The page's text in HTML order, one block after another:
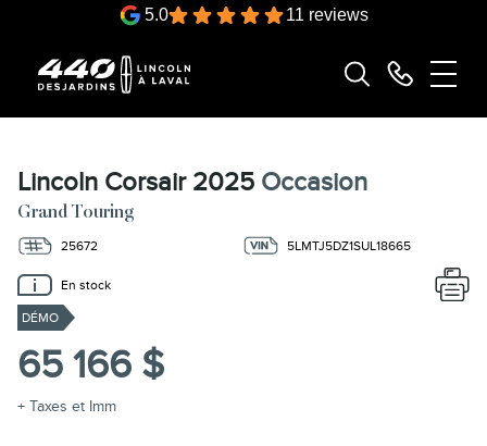
5.0 11 reviews
Lincoln Corsair 2025 Occasion
Grand Touring
25672 5LMTJ5DZ1SUL18665
En stock
DÉMO
65 166 $
+ Taxes et Imm